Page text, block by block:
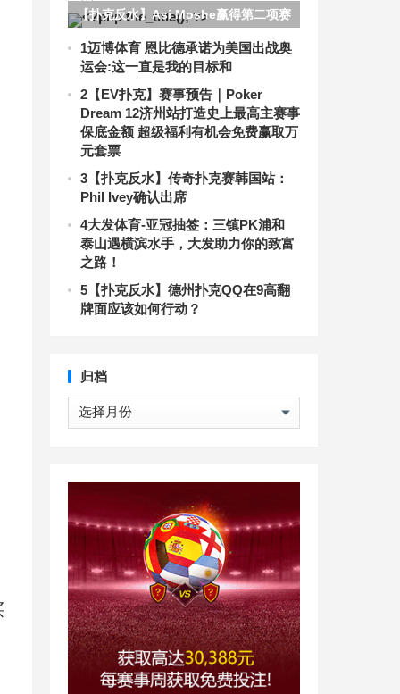
【扑克反水】Asi Moshe赢得第二项赛
事金手链
1迈博体育 恩比德承诺为美国出战奥
运会:这一直是我的目标和
2 【EV扑克】赛事预告｜Poker
Dream 12济州站打造史上最高主赛事
保底金额 超级福利有机会免费赢取万
元套票
3 【扑克反水】传奇扑克赛韩国站：
Phil Ivey确认出席
4大发体育-亚冠抽签：三镇PK浦和
泰山遇横滨水手，大发助力你的致富
之路！
5 【扑克反水】德州扑克QQ在9高翻
牌面应该如何行动？
归档
归